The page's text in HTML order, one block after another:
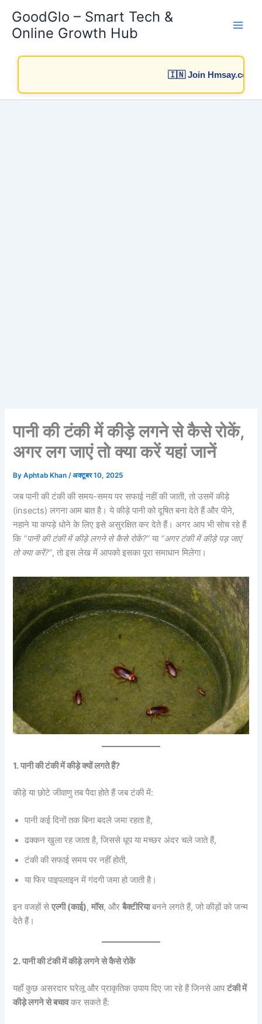
content
GoodGlo – Smart Tech &
Online Growth Hub
पानी की टंकी में कीड़े लगने से कैसे रोकें,
अगर लग जाएं तो क्या करें यहां जानें
ByAphtab Khan/अक्टूबर 10, 2025
जब पानी की टंकी की समय-समय पर सफाई नहीं की जाती, तो उसमें कीड़े
(insects) लगना आम बात है। ये कीड़े पानी को दूषित बना देते हैं और पीने,
नहाने या कपड़े धोने के लिए इसे असुरक्षित कर देते हैं। अगर आप भी सोच रहे हैं
कि “पानी की टंकी में कीड़े लगने से कैसे रोकें?” या “अगर टंकी में कीड़े पड़ जाएं
तो क्या करें?”, तो इस लेख में आपको इसका पूरा समाधान मिलेगा।
1. पानी की टंकी में कीड़े क्यों लगते हैं?
कीड़े या छोटे जीवाणु तब पैदा होते हैं जब टंकी में:
पानी कई दिनों तक बिना बदले जमा रहता है,
ढक्कन खुला रह जाता है, जिससे धूप या मच्छर अंदर चले जाते हैं,
टंकी की सफाई समय पर नहीं होती,
या फिर पाइपलाइन में गंदगी जमा हो जाती है।
इन वजहों सेएल्गी (काई),मॉस, औरबैक्टीरियाबनने लगते हैं, जो कीड़ों को जन्म
देते हैं।
2. पानी की टंकी में कीड़े लगने से कैसे रोकें
यहाँ कुछ असरदार घरेलू और प्राकृतिक उपाय दिए जा रहे हैं जिनसे आपटंकी में
कीड़े लगने से बचावकर सकते हैं: